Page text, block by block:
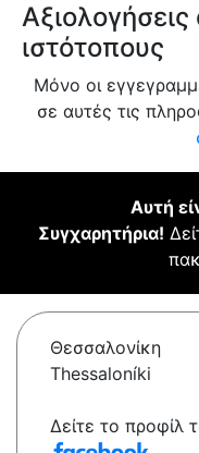
ιστότοπους
Μόνο οι
σε αυτές τις
Αυτή
Συγχαρητήρια!
Θεσσαλονίκη
Thessaloníki
Δείτε το προφίλ